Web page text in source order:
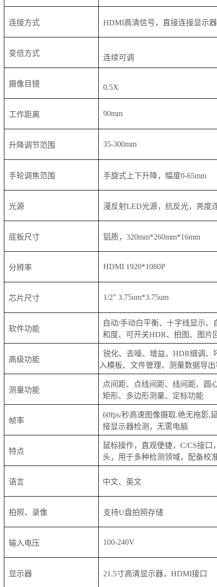
连接方式 HDMI高清信号，直接连接显示器
变倍方式
连续可调
摄像目镜 0.5X
工作距离 90mm
升降调节范围 35-300mm
手轮调焦范围 手旋式上下升降，幅度0-65mm
光源 漫反射LED光源，抗反光，亮度
底板尺寸 铝质，320mm*260mm*16mm
分辨率 HDMI 1920*1080P
芯片尺寸 1/2” 3.75um*3.75um
软件功能
自动/手动白平衡、十字线显示、
和度、可开关HDR、拍图、图片
高级功能
锐化、去噪、增益、HDR细调
入模板、文件管理、测量数据导出
测量功能
点间距、点线间距、线间距、圆
矩形、多边形测量、定标功能
帧率
60fps/秒高速图像摄取.绝无拖影,
接显示器检测，无需电脑
特点
鼠标操作，直观便捷，C/CS接口
头，用于多种检测领域，配备校
语言 中文、英文
拍照、录像 支持U盘拍照存储
输入电压 100-240V
显示器 21.5寸高清显示器，HDMI接口